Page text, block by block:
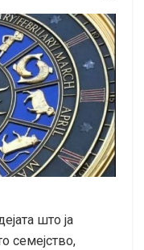
што ја
семејство,